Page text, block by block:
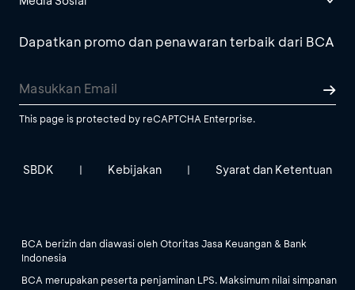
Dapatkan promo dan penawaran terbaik dari BCA
This page is protected by reCAPTCHA Enterprise.
SBDK | Kebijakan | Syarat dan Ketentuan
BCA berizin dan diawasi oleh Otoritas Jasa Keuangan & Bank
Indonesia
BCA merupakan peserta penjaminan LPS. Maksimum nilai simpanan